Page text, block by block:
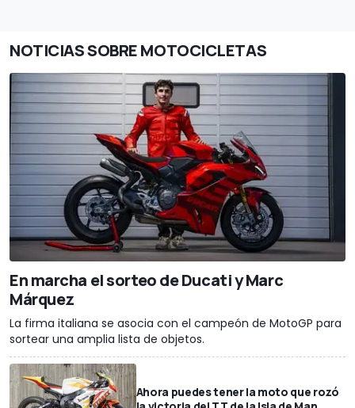
NOTICIAS SOBRE MOTOCICLETAS
En marcha el sorteo de Ducati y Marc
Márquez
La firma italiana se asocia con el campeón de MotoGP para
sortear una amplia lista de objetos.
Ahora puedes tener la moto que rozó